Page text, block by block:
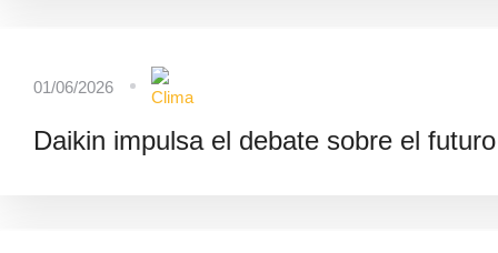
01/06/2026
Daikin impulsa el debate sobre el